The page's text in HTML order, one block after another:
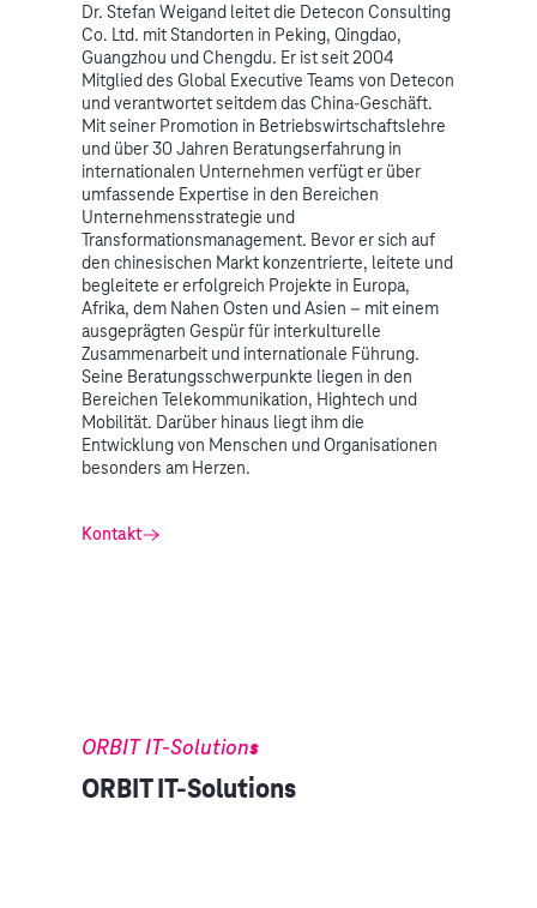
Dr. Stefan Weigand leitet die Detecon Consulting
Co. Ltd. mit Standorten in Peking, Qingdao,
Guangzhou und Chengdu. Er ist seit 2004
Mitglied des Global Executive Teams von Detecon
und verantwortet seitdem das China-Geschäft.
Mit seiner Promotion in Betriebswirtschaftslehre
und über 30 Jahren Beratungserfahrung in
internationalen Unternehmen verfügt er über
umfassende Expertise in den Bereichen
Unternehmensstrategie und
Transformationsmanagement. Bevor er sich auf
den chinesischen Markt konzentrierte, leitete und
begleitete er erfolgreich Projekte in Europa,
Afrika, dem Nahen Osten und Asien – mit einem
ausgeprägten Gespür für interkulturelle
Zusammenarbeit und internationale Führung.
Seine Beratungsschwerpunkte liegen in den
Bereichen Telekommunikation, Hightech und
Mobilität. Darüber hinaus liegt ihm die
Entwicklung von Menschen und Organisationen
besonders am Herzen.
Kontakt
ORBIT IT-Solutions
ORBIT IT-Solutions